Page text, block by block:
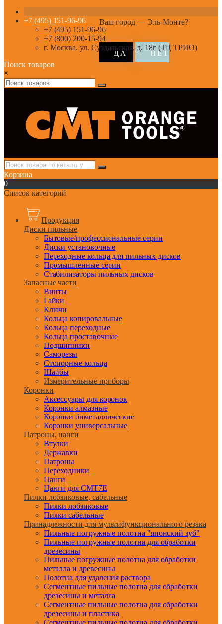
Ваш город — Эль-Монте?
+7 (495) 151-96-96
+7 (495) 151-96-96
+7 (800) 200-15-94
г. Москва. ул. Суздальская, д. 18г (ТЦ ТРИО)
Поиск товаров
×
Корзина
0
Список категорий
Продукция
Диски пильные
Бытовые/профессиональные серии
Диски установочные
Переходные кольца для пильных дисков
Промышленные серии
Стабилизаторы пильных дисков
Запасные части
Винты
Гайки
Ключи
Кольца копировальные
Кольца переходные
Кольца проставочные
Подшипники
Саморезы
Стопорные кольца
Шайбы
Измерительные приборы
Коронки
Аксессуары для коронок
Коронки алмазные
Коронки биметаллические
Коронки универсальные
Патроны, цанги
Втулки
Державки
Патроны
Переходники
Цанги
Цанги для CMT7E
Пилки лобзиковые, сабельные
Пилки лобзиковые
Пилки сабельные
Принадлежности для мультифункционального резака
Пильные погружные полотна "японский зуб"
Пильные погружные полотна для обработки
древесины
Пильные погружные полотна для обработки
металла и древесины
Полотна для удаления раствора
Сегментные пильные полотна для обработки
древесины и металла
Сегментные пильные полотна для обработки
древесины и пластика
Сегментные пильные полотна для обработки